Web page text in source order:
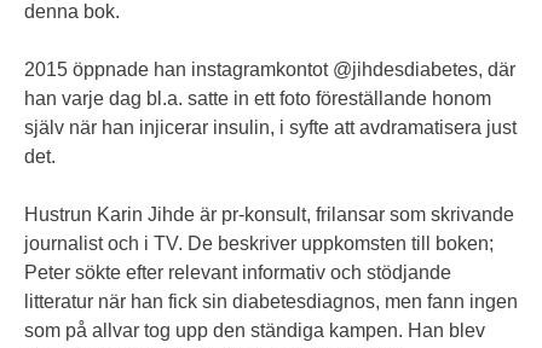
denna bok.
2015 öppnade han instagramkontot @jihdesdiabetes, där
han varje dag bl.a. satte in ett foto föreställande honom
själv när han injicerar insulin, i syfte att avdramatisera just
det.
Hustrun Karin Jihde är pr-konsult, frilansar som skrivande
journalist och i TV. De beskriver uppkomsten till boken;
Peter sökte efter relevant informativ och stödjande
litteratur när han fick sin diabetesdiagnos, men fann ingen
som på allvar tog upp den ständiga kampen. Han blev